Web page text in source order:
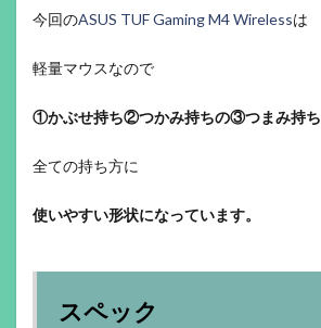
今回のASUS TUF Gaming M4 Wirelessは
軽量マウスなので
①かぶせ持ち②つかみ持ちの③つまみ持ち
全ての持ち方に
使いやすい形状になっています。
スペック